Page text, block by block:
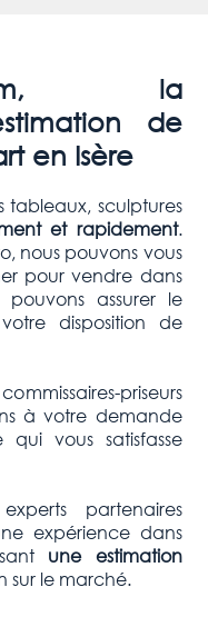
la
de
en Isère
tableaux, sculptures
et rapidement.
nous pouvons vous
pour vendre dans
pouvons assurer le
disposition de
priseurs
à votre demande
vous satisfasse
partenaires
expérience dans
une estimation
sur le marché.